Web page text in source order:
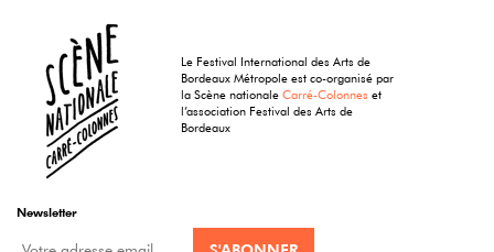
Le Festival International des Arts de
Bordeaux Métropole est co-organisé par
la Scène nationaleCarré-Colonnes et
l’association Festival des Arts de
Bordeaux
Newsletter